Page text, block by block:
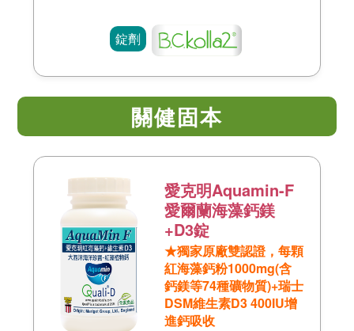
錠劑
關健固本
愛克明Aquamin-F
愛爾蘭海藻鈣鎂
+D3錠
★獨家原廠雙認證，每顆
紅海藻鈣粉1000mg(含
鈣鎂等74種礦物質)+瑞士
DSM維生素D3 400IU增
進鈣吸收